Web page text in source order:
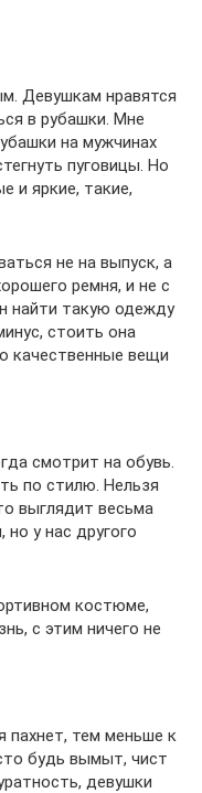
Девушкам нравятся
в рубашки. Мне
на мужчинах
пуговицы. Но
и яркие, такие,
не на выпуск, а
ремня, и не с
найти такую одежду
стоить она
качественные вещи
смотрит на обувь.
по стилю. Нельзя
выглядит весьма
у нас другого
костюме,
с этим ничего не
пахнет, тем меньше к
будь вымыт, чист
девушки